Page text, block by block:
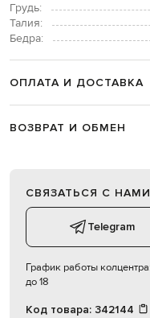
Грудь:
Талия:
Бедра:
ОПЛАТА И ДОСТАВКА
ВОЗВРАТ И ОБМЕН
СВЯЗАТЬСЯ С НАМИ
Telegram
График работы колцентра:
до 18
Код товара: 342144